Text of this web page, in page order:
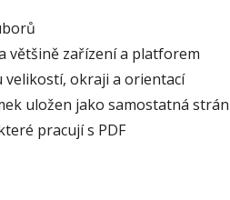
většině zařízení a platforem
okraji a orientací
uložen jako samostatná
pracují s PDF